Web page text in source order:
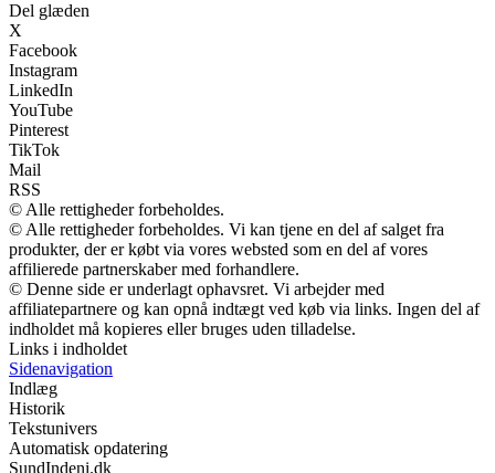
Del glæden
X
Facebook
Instagram
LinkedIn
YouTube
Pinterest
TikTok
Mail
RSS
© Alle rettigheder forbeholdes.
© Alle rettigheder forbeholdes. Vi kan tjene en del af salget fra
produkter, der er købt via vores websted som en del af vores
affilierede partnerskaber med forhandlere.
© Denne side er underlagt ophavsret. Vi arbejder med
affiliatepartnere og kan opnå indtægt ved køb via links. Ingen del af
indholdet må kopieres eller bruges uden tilladelse.
Links i indholdet
Sidenavigation
Indlæg
Historik
Tekstunivers
Automatisk opdatering
SundIndeni.dk